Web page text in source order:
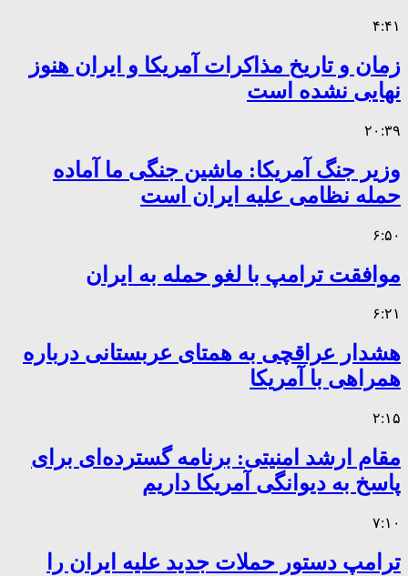
۴:۴۱
زمان و تاریخ مذاکرات آمریکا و ایران هنوز
نهایی نشده است
۲۰:۳۹
وزیر جنگ آمریکا: ماشین جنگی ما آماده
حمله نظامی علیه ایران است
۶:۵۰
موافقت ترامپ با لغو حمله به ایران
۶:۲۱
هشدار عراقچی به همتای عربستانی درباره
همراهی با آمریکا
۲:۱۵
مقام ارشد امنیتی: برنامه گسترده‌ای برای
پاسخ به دیوانگی آمریکا داریم
۷:۱۰
ترامپ دستور حملات جدید علیه ایران را